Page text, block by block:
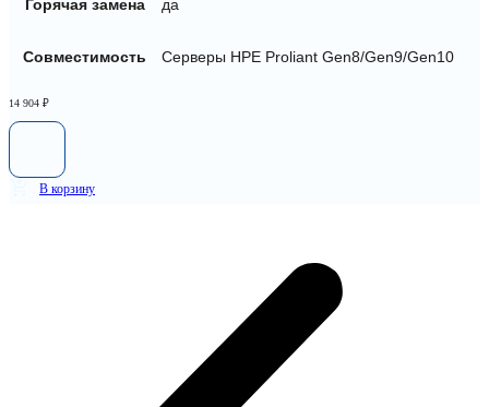
Горячая замена да
Совместимость Серверы HPE Proliant Gen8/Gen9/Gen10
14 904 ₽
В корзину